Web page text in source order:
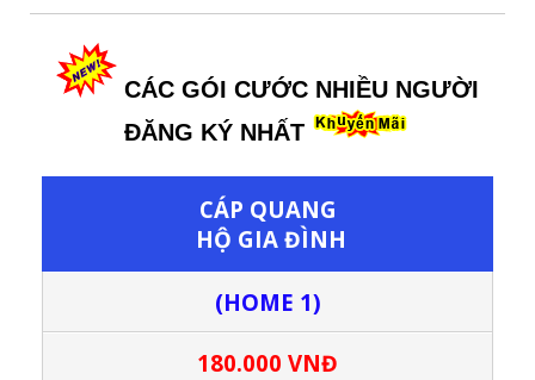
CÁC GÓI CƯỚC NHIỀU NGƯỜI
ĐĂNG KÝ NHẤT
CÁP QUANG
HỘ GIA ĐÌNH
(HOME 1)
180.000 VNĐ